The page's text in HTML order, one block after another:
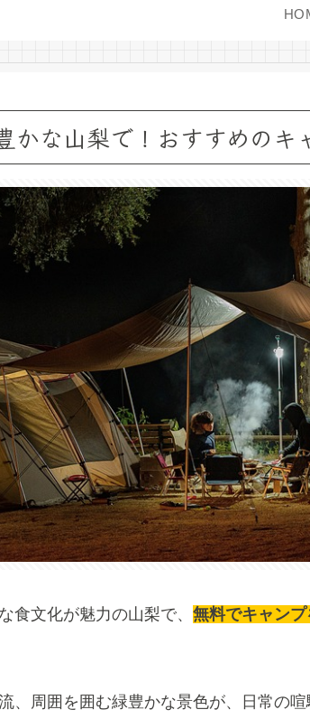
かな山梨で！おすすめのキ
食文化が魅力の山梨で、 無料でキャン
、周囲を囲む緑豊かな景色が、日常の